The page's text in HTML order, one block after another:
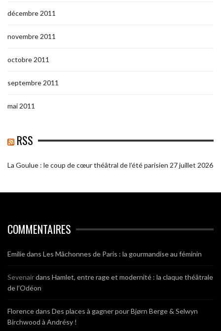
décembre 2011
novembre 2011
octobre 2011
septembre 2011
mai 2011
RSS
La Goulue : le coup de cœur théâtral de l’été parisien 27 juillet 2026
COMMENTAIRES
Emiliedans Les Mâchonnes de Paris : la gourmandise au féminin
Sevenairdans Hamlet, entre rage et modernité : la claque théâtrale
de l’Odéon
Florencedans Des places à gagner pour Bjørn Berge & Selwyn
Birchwood à Andrésy !